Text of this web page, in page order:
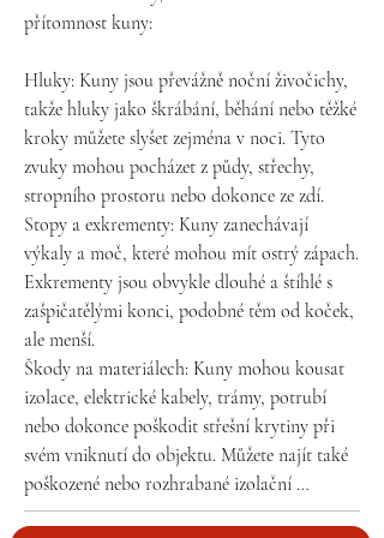
střech a otvorů síťovinou nebo kovovými
vstupních míst, kterými by kuny mohly
proniknout. V případě, že už došlo k
zabydlení kuny, je doporučeno obrátit se na
profesionální službu pro odchyt a přesun
těchto zvířat.
přítomnost kuny:
Hluky: Kuny jsou převážně noční živočichy,
takže hluky jako škrábání, běhání nebo těžké
kroky můžete slyšet zejména v noci. Tyto
zvuky mohou pocházet z půdy, střechy,
stropního prostoru nebo dokonce ze zdí.
Stopy a exkrementy: Kuny zanechávají
výkaly a moč, které mohou mít ostrý zápach.
Exkrementy jsou obvykle dlouhé a štíhlé s
zašpičatělými konci, podobné těm od koček,
ale menší.
Škody na materiálech: Kuny mohou kousat
izolace, elektrické kabely, trámy, potrubí
nebo dokonce poškodit střešní krytiny při
svém vniknutí do objektu. Můžete najít také
poškozené nebo rozhrabané izolační
materiály.